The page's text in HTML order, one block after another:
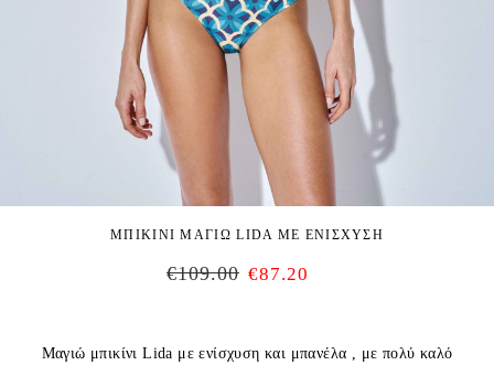
ΜΠΙΚΙΝΙ ΜΑΓΙΩ LIDA ΜΕ ΕΝΙΣΧΥΣΗ
€109.00 €87.20
Μαγιώ μπικίνι Lida με ενίσχυση και μπανέλα , με πολύ καλό